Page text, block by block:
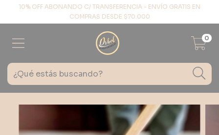
10% OFF ABONANDO C/ TRANSFERENCIA - ENVÍO GRATIS EN
COMPRAS DESDE $70.000
0